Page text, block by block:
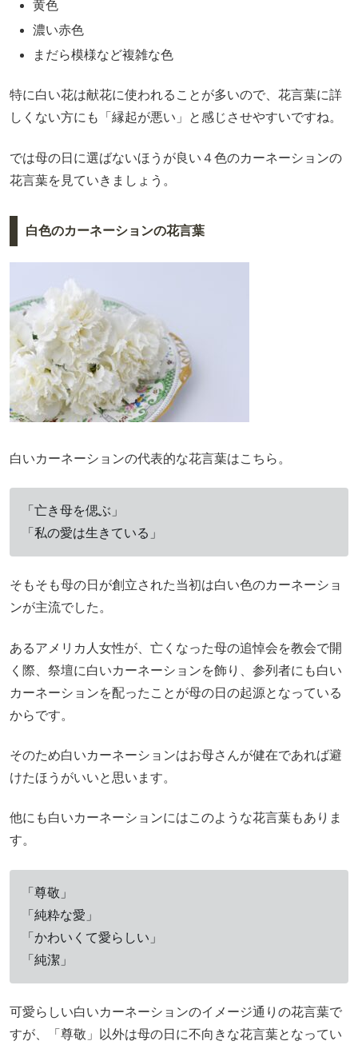
黄色
濃い赤色
まだら模様など複雑な色
特に白い花は献花に使われることが多いので、花言葉に詳
しくない方にも「縁起が悪い」と感じさせやすいですね。
では母の日に選ばないほうが良い４色のカーネーションの
花言葉を見ていきましょう。
白色のカーネーションの花言葉
白いカーネーションの代表的な花言葉はこちら。
「亡き母を偲ぶ」
「私の愛は生きている」
そもそも母の日が創立された当初は白い色のカーネーショ
ンが主流でした。
あるアメリカ人女性が、亡くなった母の追悼会を教会で開
く際、祭壇に白いカーネーションを飾り、参列者にも白い
カーネーションを配ったことが母の日の起源となっている
からです。
そのため白いカーネーションはお母さんが健在であれば避
けたほうがいいと思います。
他にも白いカーネーションにはこのような花言葉もありま
す。
「尊敬」
「純粋な愛」
「かわいくて愛らしい」
「純潔」
可愛らしい白いカーネーションのイメージ通りの花言葉で
すが、「尊敬」以外は母の日に不向きな花言葉となってい